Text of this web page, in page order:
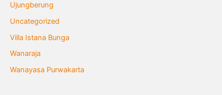
Ujungberung
Uncategorized
Villa Istana Bunga
Wanaraja
Wanayasa Purwakarta